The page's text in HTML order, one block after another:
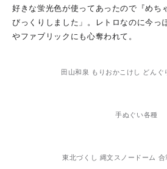
好きな蛍光色が使ってあったので『めち
びっくりしました」。レトロなのに今っ
やファブリックにも心奪われて。
田山和泉 もりおかこけし どんぐ
手ぬぐい各種
東北づくし 縄文スノードーム